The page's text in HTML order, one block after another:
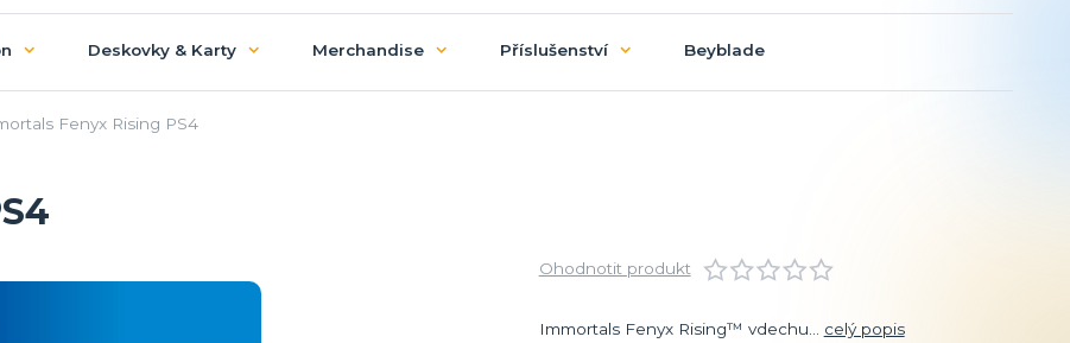
Deskovky & Karty Merchandise Příslušenství Beyblade
Fenyx Rising PS4
Ohodnotit produkt
Immortals Fenyx Rising™ vdechu... celý popis